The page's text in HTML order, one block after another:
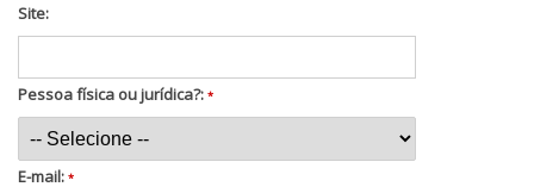
Site:
Pessoa física ou jurídica?: *
E-mail: *